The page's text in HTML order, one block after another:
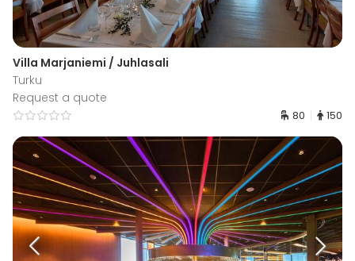
Villa Marjaniemi / Juhlasali
Turku
Request a quote
80 150